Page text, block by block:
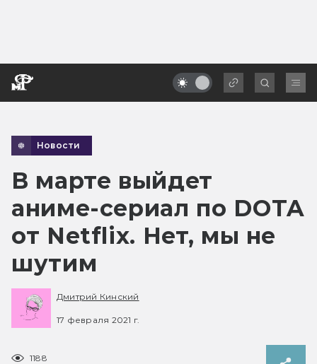
Новости
В марте выйдет
аниме-сериал по DOTA
от Netflix. Нет, мы не
шутим
Дмитрий Кинский
17 февраля 2021 г.
1188